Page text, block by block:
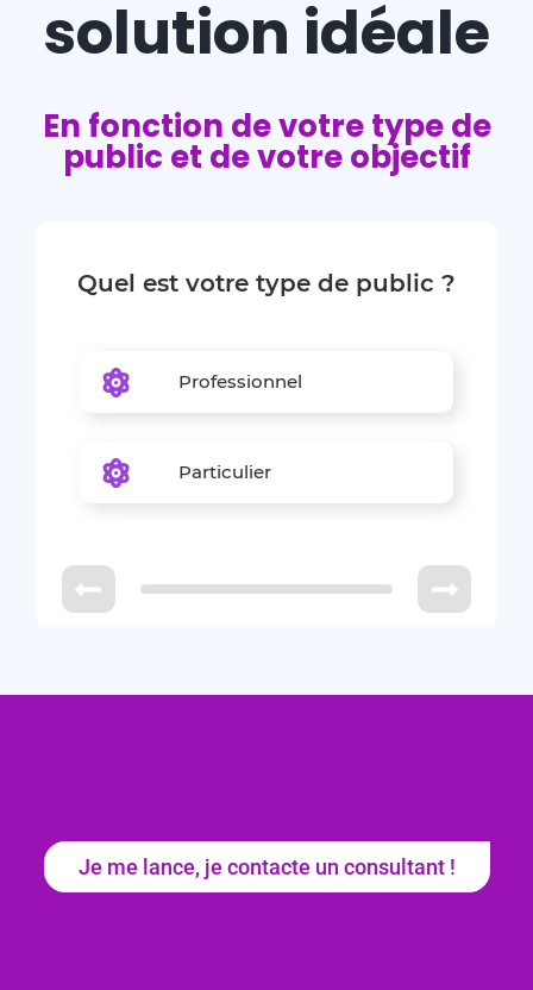
solution idéale
En fonction de votre type de
public et de votre objectif
Quel est votre type de public ?
Professionnel
Particulier
Je me lance, je contacte un consultant !